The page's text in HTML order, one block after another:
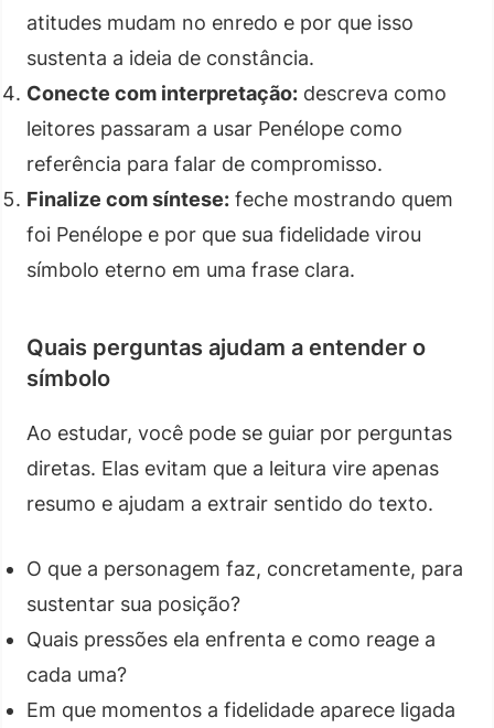
atitudes mudam no enredo e por que isso
sustenta a ideia de constância.
Conecte com interpretação: descreva como
leitores passaram a usar Penélope como
referência para falar de compromisso.
Finalize com síntese: feche mostrando quem
foi Penélope e por que sua fidelidade virou
símbolo eterno em uma frase clara.
Quais perguntas ajudam a entender o
símbolo
Ao estudar, você pode se guiar por perguntas
diretas. Elas evitam que a leitura vire apenas
resumo e ajudam a extrair sentido do texto.
O que a personagem faz, concretamente, para
sustentar sua posição?
Quais pressões ela enfrenta e como reage a
cada uma?
Em que momentos a fidelidade aparece ligada